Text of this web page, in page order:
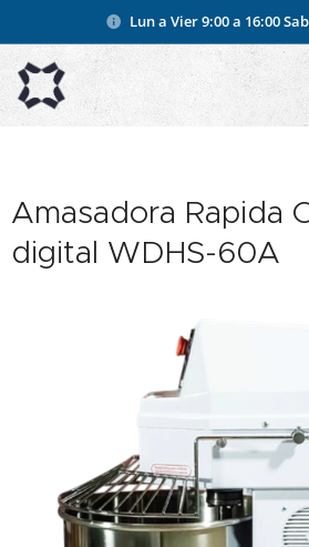
Lun a Vier 9:00 a 16:00
Amasadora Rapida
digital WDHS-60A